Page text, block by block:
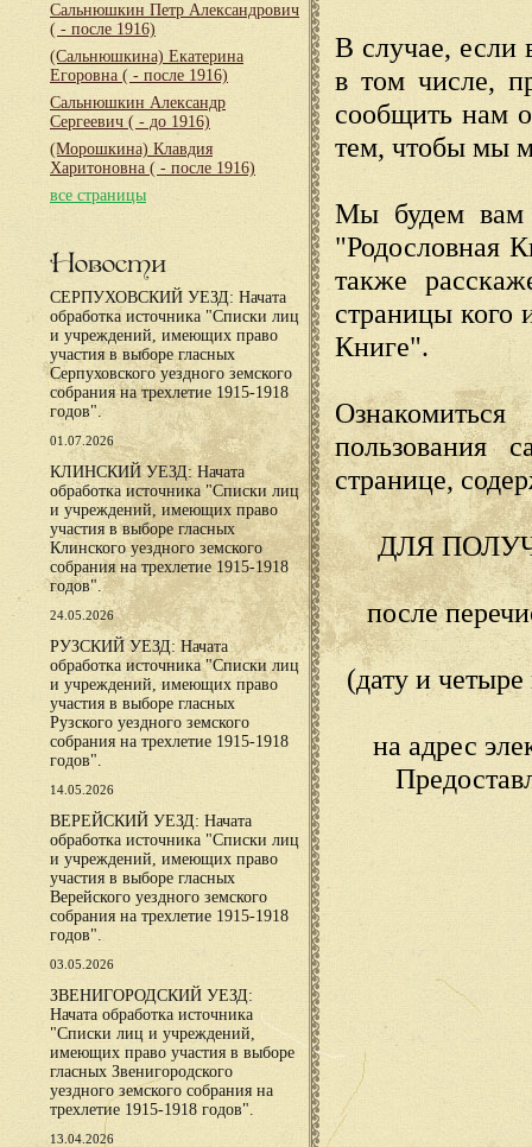
Сальнюшкин Петр Александрович
( - после 1916)
(Сальнюшкина) Екатерина
Егоровна ( - после 1916)
Сальнюшкин Александр
Сергеевич ( - до 1916)
(Морошкина) Клавдия
Харитоновна ( - после 1916)
все страницы
Новости
СЕРПУХОВСКИЙ УЕЗД: Начата
обработка источника "Списки лиц
и учреждений, имеющих право
участия в выборе гласных
Серпуховского уездного земского
собрания на трехлетие 1915-1918
годов".
01.07.2026
КЛИНСКИЙ УЕЗД: Начата
обработка источника "Списки лиц
и учреждений, имеющих право
участия в выборе гласных
Клинского уездного земского
собрания на трехлетие 1915-1918
годов".
24.05.2026
РУЗСКИЙ УЕЗД: Начата
обработка источника "Списки лиц
и учреждений, имеющих право
участия в выборе гласных
Рузского уездного земского
собрания на трехлетие 1915-1918
годов".
14.05.2026
ВЕРЕЙСКИЙ УЕЗД: Начата
обработка источника "Списки лиц
и учреждений, имеющих право
участия в выборе гласных
Верейского уездного земского
собрания на трехлетие 1915-1918
годов".
03.05.2026
ЗВЕНИГОРОДСКИЙ УЕЗД:
Начата обработка источника
"Списки лиц и учреждений,
имеющих право участия в выборе
гласных Звенигородского
уездного земского собрания на
трехлетие 1915-1918 годов".
13.04.2026
В случае, если
в том числе,
сообщить нам
тем, чтобы мы
Мы будем вам
"Родословная
также
страницы кого
Книге".
пользования
странице,
ДЛЯ
после
(дату и
на адрес